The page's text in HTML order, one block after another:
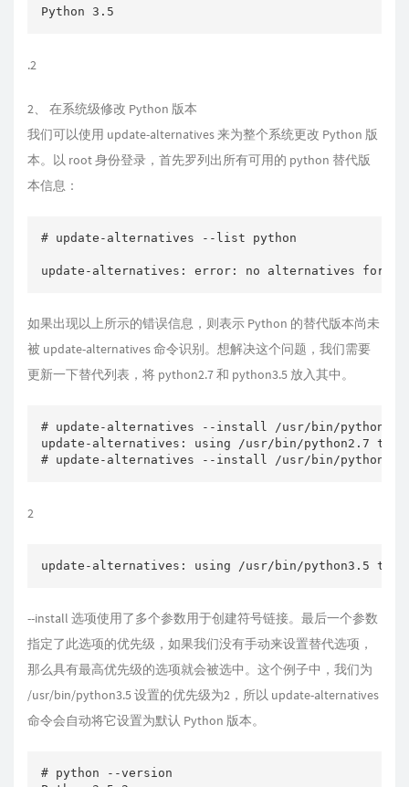
Python 3.5
.2
2、 在系统级修改 Python 版本
我们可以使用 update-alternatives 来为整个系统更改 Python 版
本。以 root 身份登录，首先罗列出所有可用的 python 替代版
本信息：
# update-alternatives --list python
如果出现以上所示的错误信息，则表示 Python 的替代版本尚未
被 update-alternatives 命令识别。想解决这个问题，我们需要
更新一下替代列表，将 python2.7 和 python3.5 放入其中。
# update-alternatives --install /usr/bin/python
update-alternatives: using /usr/bin/python2.7 to
# update-alternatives --install /usr/bin/python
2
--install 选项使用了多个参数用于创建符号链接。最后一个参数
指定了此选项的优先级，如果我们没有手动来设置替代选项，
那么具有最高优先级的选项就会被选中。这个例子中，我们为
/usr/bin/python3.5 设置的优先级为2，所以 update-alternatives
命令会自动将它设置为默认 Python 版本。
# python --version